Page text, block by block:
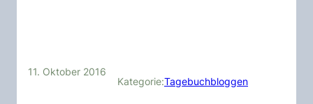
11. Oktober 2016
Kategorie:Tagebuchbloggen